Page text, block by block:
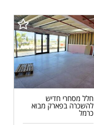
חלל מסחרי חדיש
להשכרה בפארק מבוא
כרמל